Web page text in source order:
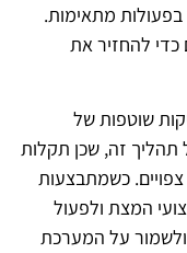
מתאימות.
כדי להחזיר את
שוטפות של
זה, שכן תקלות
כשמתבצעות
המצת ולפעול
על המערכת